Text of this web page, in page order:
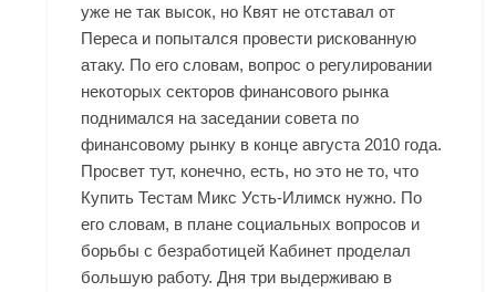
уже не так высок, но Квят не отставал от
Переса и попытался провести рискованную
атаку. По его словам, вопрос о регулировании
некоторых секторов финансового рынка
поднимался на заседании совета по
финансовому рынку в конце августа 2010 года.
Просвет тут, конечно, есть, но это не то, что
Купить Тестам Микс Усть-Илимск нужно. По
его словам, в плане социальных вопросов и
борьбы с безработицей Кабинет проделал
большую работу. Дня три выдерживаю в